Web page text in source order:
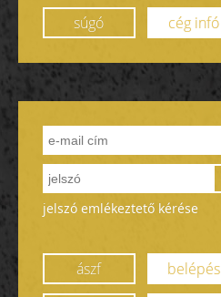
súgó cég infó
jelszó emlékeztető kérése
ászf
belépés